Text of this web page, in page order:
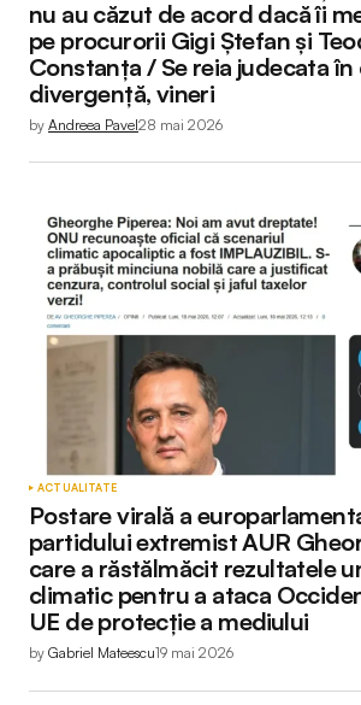
nu au căzut de acord dacă îi
pe procurorii Gigi Ștefan și
Constanța / Se reia judecata
divergență, vineri
by Andreea Pavel28 mai 2026
ACTUALITATE
Postare virală a
partidului extremist AUR
care a răstălmăcit rezultatele
climatic pentru a ataca
UE de protecție a mediului
by Gabriel Mateescu19 mai 2026